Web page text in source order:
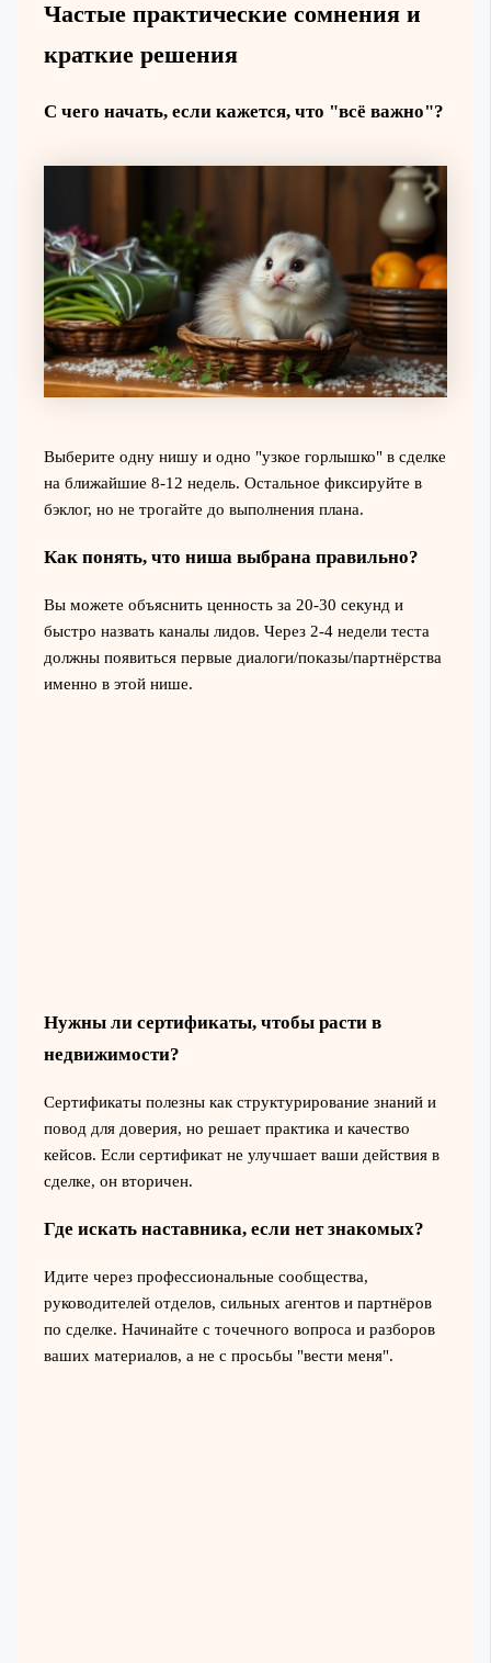
Частые практические сомнения и
краткие решения
С чего начать, если кажется, что "всё важно"?
Выберите одну нишу и одно "узкое горлышко" в сделке
на ближайшие 8-12 недель. Остальное фиксируйте в
бэклог, но не трогайте до выполнения плана.
Как понять, что ниша выбрана правильно?
Вы можете объяснить ценность за 20-30 секунд и
быстро назвать каналы лидов. Через 2-4 недели теста
должны появиться первые диалоги/показы/партнёрства
именно в этой нише.
Нужны ли сертификаты, чтобы расти в
недвижимости?
Сертификаты полезны как структурирование знаний и
повод для доверия, но решает практика и качество
кейсов. Если сертификат не улучшает ваши действия в
сделке, он вторичен.
Где искать наставника, если нет знакомых?
Идите через профессиональные сообщества,
руководителей отделов, сильных агентов и партнёров
по сделке. Начинайте с точечного вопроса и разборов
ваших материалов, а не с просьбы "вести меня".